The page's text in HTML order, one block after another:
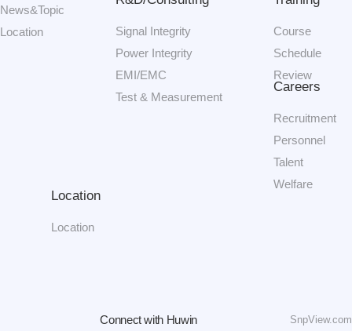
News&Topic
Location
Signal Integrity
Power Integrity
EMI/EMC
Test & Measurement
Course
Schedule
Review
Careers
Recruitment
Personnel
Talent
Welfare
Location
Location
Connect with Huwin SnpView.com